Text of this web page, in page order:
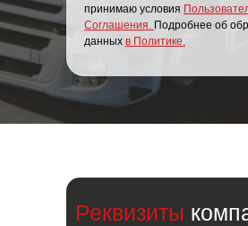
принимаю условия
Соглашения. Подробнее об
данных в Политике.
Реквизиты